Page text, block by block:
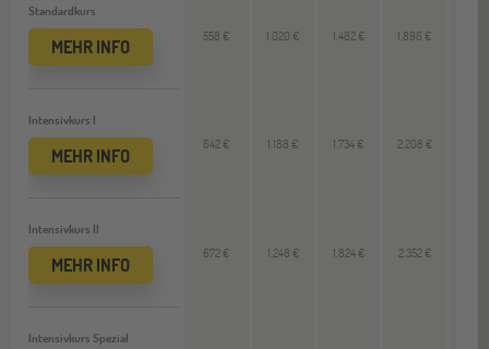
Standardkurs
MEHR INFO
Intensivkurs I
MEHR INFO
Intensivkurs II
MEHR INFO
Intensivkurs Spezial
558 € 1.020 € 1.482 € 1.896 €
642 € 1.188 € 1.734 € 2.208 €
672 € 1.248 € 1.824 € 2.352 €